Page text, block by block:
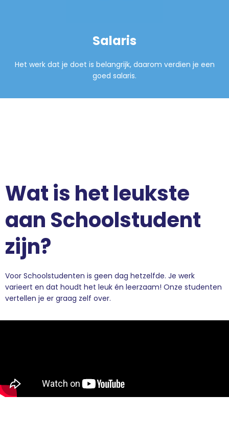
Salaris
Het werk dat je doet is belangrijk, daarom verdien je een
goed salaris.
Wat is het leukste
aan Schoolstudent
zijn?
Voor Schoolstudenten is geen dag hetzelfde. Je werk
varieert en dat houdt het leuk én leerzaam! Onze studenten
vertellen je er graag zelf over.